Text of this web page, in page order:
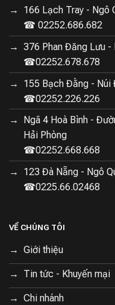
Roborock Q Revo Pro
dàng qua ứng dụng
thân thiện. Với ứng
sạch, chọn các chế
của robot, tất cả đều
của bạn.
Ứng dụng cũng cung
làm sạch, bao gồm
bạn giữ ngôi nhà luôn
làm sạch mọi ngóc
thông minh và tự động.
SIÊU THỊ ĐIỆN MÁY HALO
166 Lạch Tray - Ngô
☎ 02252.686.682
376 Phan Đăng Lưu -
☎02252.678.678
155 Bạch Đằng - Núi
☎02252.226.226
Ngã 4 Hoà Bình -
Hải Phòng
☎02252.668.668
123 Đà Nẵng - Ngô
☎0225.66.02468
VỀ CHÚNG TÔI
Giới thiệu
Tin tức - Khuyến mại
Chi nhánh